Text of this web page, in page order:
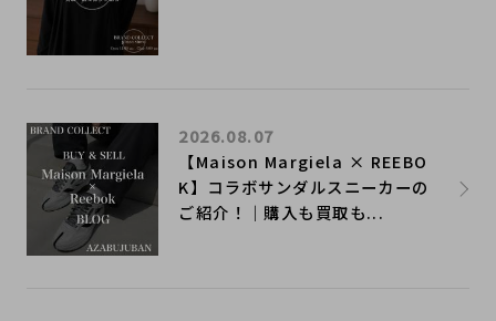
【Maison Margiela × REEBO
K】コラボサンダルスニーカーの
ご紹介！｜購入も買取も...
2026.08.07